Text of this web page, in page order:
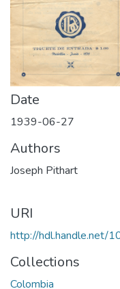
Date
1939-06-27
Authors
Joseph Pithart
URI
http://hdl.handle.net/
Collections
Colombia